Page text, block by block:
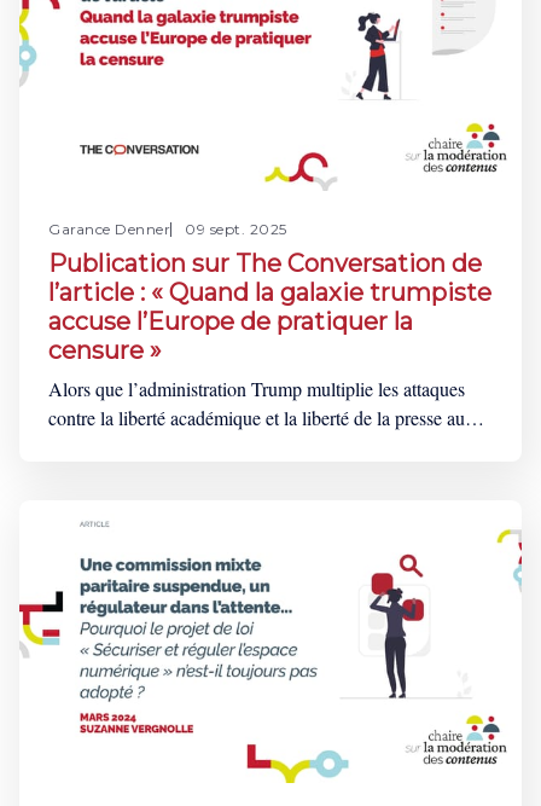
Garance Denner 09 sept. 2025
Publication sur The Conversation de
l’article : « Quand la galaxie trumpiste
accuse l’Europe de pratiquer la
censure »
Alors que l’administration Trump multiplie les attaques
contre la liberté académique et la liberté de la presse aux
Dans un article publié le 7